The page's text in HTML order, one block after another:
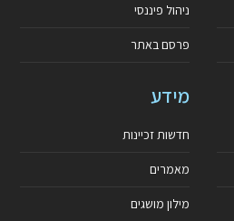
ניהול פיננסי
פרסם באתר
מידע
חדשות זכיינות
מאמרים
מילון מושגים